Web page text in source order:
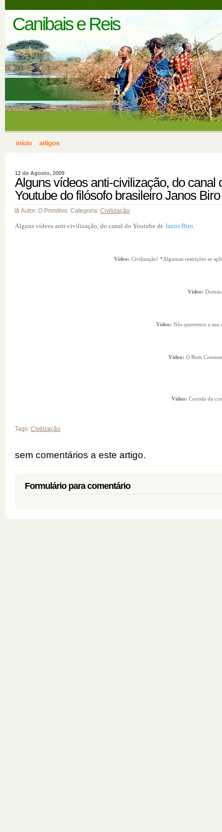
Canibais e Reis
início artigos
12 de Agosto, 2009
Alguns vídeos anti-civilização, do canal
Youtube do filósofo brasileiro Janos Biro
Autor: O Primitivo. Categoria: Civilização
Alguns vídeos anti-civilização, do canal do Youtube de Janos Biro.
Vídeo: Civilização! *Algumas restrições se
Vídeo:
Vídeo: Nós queremos a sua
Vídeo: O Bom
Vídeo: Corrida da
Tags: Civilização
sem comentários a este artigo.
Formulário para comentário